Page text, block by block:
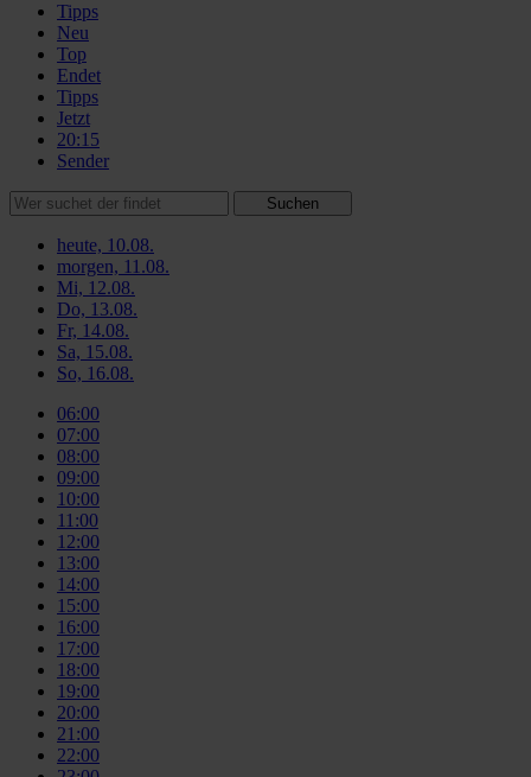
Tipps
Neu
Top
Endet
Tipps
Jetzt
20:15
Sender
Suchen
heute, 10.08.
morgen, 11.08.
Mi, 12.08.
Do, 13.08.
Fr, 14.08.
Sa, 15.08.
So, 16.08.
06:00
07:00
08:00
09:00
10:00
11:00
12:00
13:00
14:00
15:00
16:00
17:00
18:00
19:00
20:00
21:00
22:00